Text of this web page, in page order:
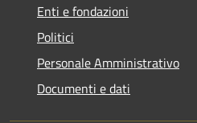
Enti e fondazioni
Politici
Personale Amministrativo
Documenti e dati